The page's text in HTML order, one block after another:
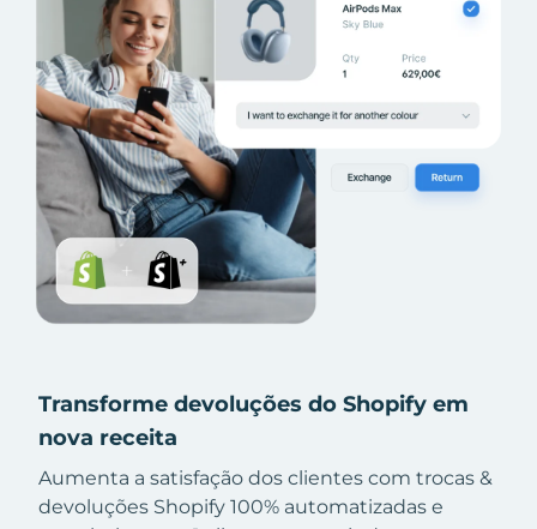
Transforme devoluções do Shopify em
nova receita
Aumenta a satisfação dos clientes com trocas &
devoluções Shopify 100% automatizadas e